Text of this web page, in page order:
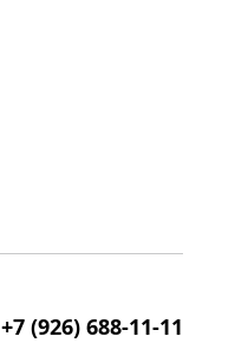
+7 (926) 688-11-11